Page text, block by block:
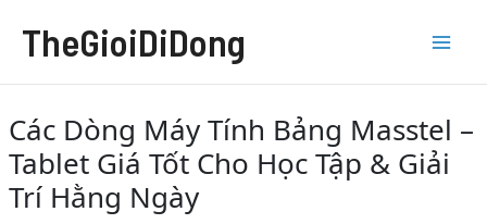
TheGioiDiDong
Các Dòng Máy Tính Bảng Masstel –
Tablet Giá Tốt Cho Học Tập & Giải
Trí Hằng Ngày